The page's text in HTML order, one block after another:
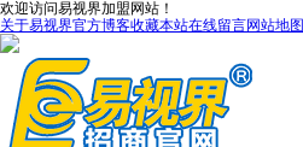
欢迎访问易视界加盟网站！
关于易视界官方博客收藏本站在线留言网站地图